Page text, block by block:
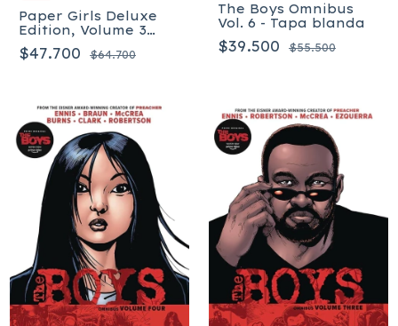
Paper Girls Deluxe
Edition, Volume 3
(Paper Girls Deluxe,
3) Tapa dura
$47.700 $64.700
The Boys Omnibus
Vol. 6 - Tapa blanda
$39.500 $55.500